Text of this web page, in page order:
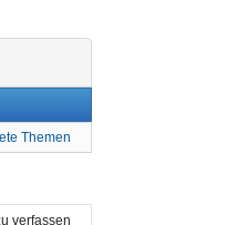
Themen
verfassen